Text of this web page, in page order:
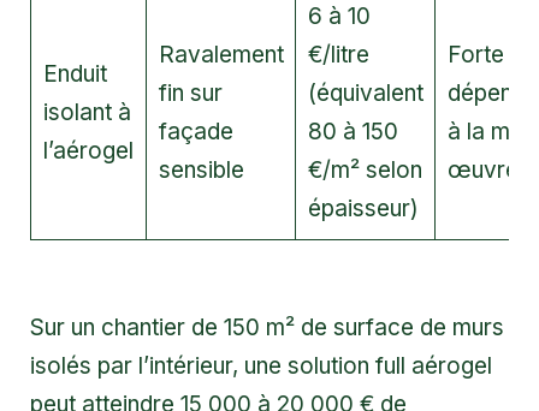
Enduit
isolant à
l’aérogel
Ravalement
fin sur
façade
sensible
6 à 10
€/litre
(équivalent
80 à 150
€/m² selon
épaisseur)
Forte
à la
œuvre
Sur un chantier de 150 m² de surface de murs
isolés par l’intérieur, une solution full aérogel
peut atteindre 15 000 à 20 000 € de